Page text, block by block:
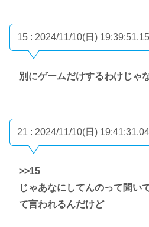
15 : 2024/11/10(日) 19:39:51.15
別にゲームだけするわけじゃ
21 : 2024/11/10(日) 19:41:31.04
>>15
じゃあなにしてんのって聞い
て言われるんだけど